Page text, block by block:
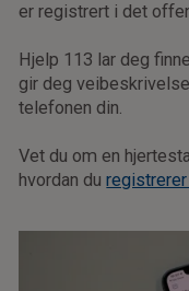
er registrert i det
Hjelp 113 lar deg
gir deg
telefonen din.
Vet du om en
hvordan duregistrerer